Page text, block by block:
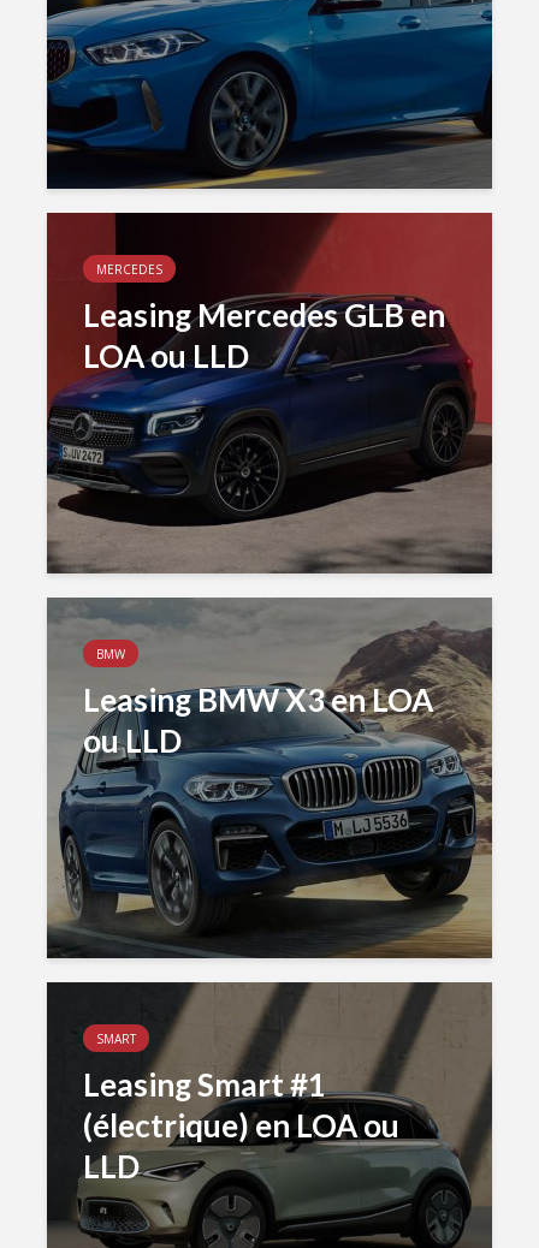
MERCEDES
Leasing Mercedes GLB en
LOA ou LLD
BMW
Leasing BMW X3 en LOA
ou LLD
SMART
Leasing Smart #1
(électrique) en LOA ou
LLD